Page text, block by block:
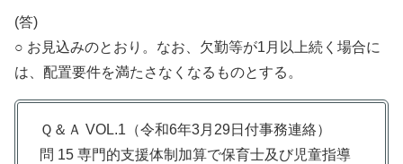
(答)
○ お見込みのとおり。なお、欠勤等が1月以上続く場合に
は、配置要件を満たさなくなるものとする。
Ｑ＆Ａ VOL.1（令和6年3月29日付事務連絡）
問 15 専門的支援体制加算で保育士及び児童指導